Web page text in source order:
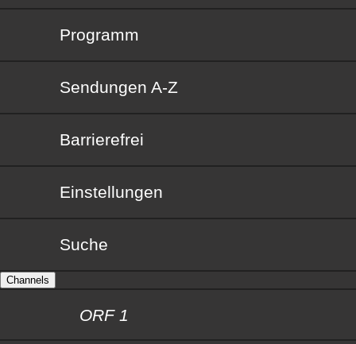
Programm
Sendungen von A bis Z
Sendungen A-Z
Barrierefrei
Barrierefrei
Einstellungen
Suche
Channels
ORF 1